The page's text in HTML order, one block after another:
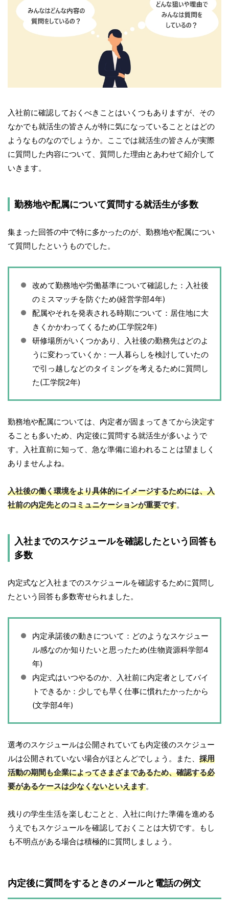
入社前に確認しておくべきことはいくつもありますが、その
なかでも就活生の皆さんが特に気になっていることとはどの
ようなものなのでしょうか。ここでは就活生の皆さんが実際
に質問した内容について、質問した理由とあわせて紹介して
いきます。
勤務地や配属について質問する就活生が多数
集まった回答の中で特に多かったのが、勤務地や配属につい
て質問したというものでした。
改めて勤務地や労働基準について確認した：入社後
のミスマッチを防ぐため(経営学部4年)
配属やそれを発表される時期について：居住地に大
きくかかわってくるため(工学院2年)
研修場所がいくつかあり、入社後の勤務先はどのよ
うに変わっていくか：一人暮らしを検討していたの
で引っ越しなどのタイミングを考えるために質問し
た(工学院2年)
勤務地や配属については、内定者が固まってきてから決定す
ることも多いため、内定後に質問する就活生が多いようで
す。入社直前に知って、急な準備に追われることは望ましく
ありませんよね。
入社後の働く環境をより具体的にイメージするためには、入
社前の内定先とのコミュニケーションが重要です。
入社までのスケジュールを確認したという回答も
多数
内定式など入社までのスケジュールを確認するために質問し
たという回答も多数寄せられました。
内定承諾後の動きについて：どのようなスケジュー
ル感なのか知りたいと思ったため(生物資源科学部4
年)
内定式はいつやるのか、入社前に内定者としてバイ
トできるか：少しでも早く仕事に慣れたかったから
(文学部4年)
選考のスケジュールは公開されていても内定後のスケジュー
ルは公開されていない場合がほとんどでしょう。また、 採用
活動の期間も企業によってさまざまであるため、確認する必
要があるケースは少なくないといえます。
残りの学生生活を楽しむことと、入社に向けた準備を進める
うえでもスケジュールを確認しておくことは大切です。もし
も不明点がある場合は積極的に質問しましょう。
内定後に質問をするときのメールと電話の例文